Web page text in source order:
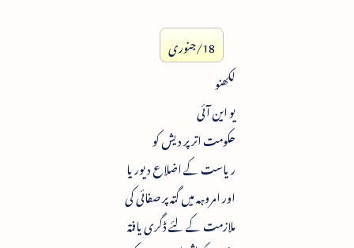
18/جنوری
لکھنو
یو این آئی
حکومت اتر پر دیش کو
ریاست کے اضلاع دیوریا
اور امروہہ میں گتہ پر صفائی کی
ملازمت کے لئے ڈگری یافتہ